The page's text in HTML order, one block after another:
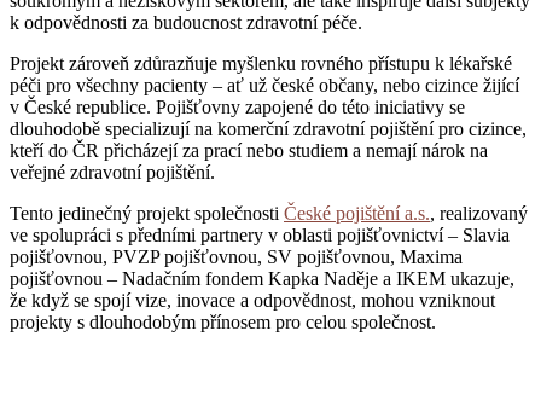
k odpovědnosti za budoucnost zdravotní péče.
Projekt zároveň zdůrazňuje myšlenku rovného přístupu k lékařské
péči pro všechny pacienty – ať už české občany, nebo cizince žijící
v České republice. Pojišťovny zapojené do této iniciativy se
dlouhodobě specializují na komerční zdravotní pojištění pro cizince,
kteří do ČR přicházejí za prací nebo studiem a nemají nárok na
veřejné zdravotní pojištění.
Tento jedinečný projekt společnosti České pojištění a.s., realizovaný
ve spolupráci s předními partnery v oblasti pojišťovnictví – Slavia
pojišťovnou, PVZP pojišťovnou, SV pojišťovnou, Maxima
pojišťovnou – Nadačním fondem Kapka Naděje a IKEM ukazuje,
že když se spojí vize, inovace a odpovědnost, mohou vzniknout
projekty s dlouhodobým přínosem pro celou společnost.